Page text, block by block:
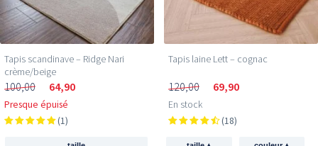
Tapis scandinave – Ridge Nari
crème/beige
100,00 64,90
Presque épuisé
(1)
Tapis laine Lett – cognac
120,00 69,90
En stock
(18)